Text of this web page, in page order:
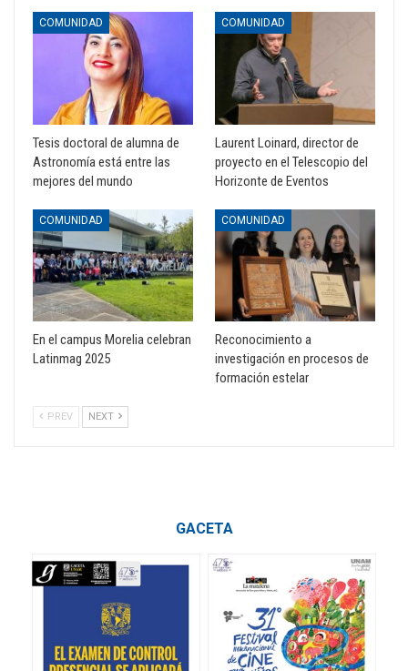
COMUNIDAD
Tesis doctoral de alumna de
Astronomía está entre las
mejores del mundo
COMUNIDAD
Laurent Loinard, director de
proyecto en el Telescopio del
Horizonte de Eventos
COMUNIDAD
En el campus Morelia celebran
Latinmag 2025
COMUNIDAD
Reconocimiento a
investigación en procesos de
formación estelar
PREV NEXT
GACETA